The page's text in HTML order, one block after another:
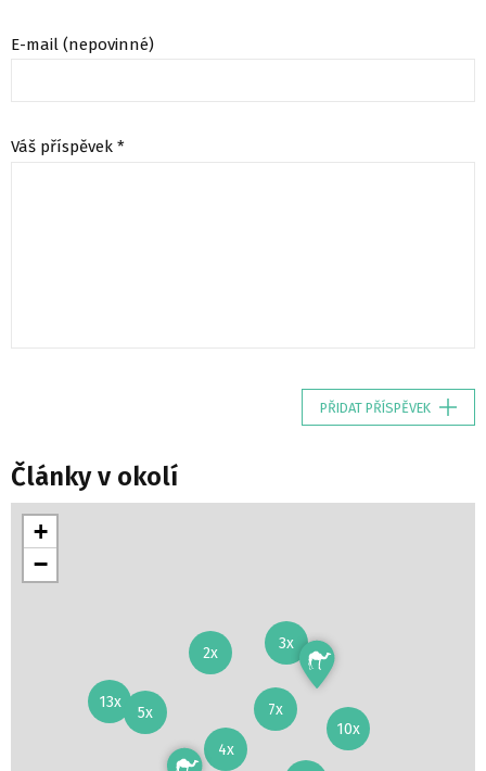
E-mail (nepovinné)
Váš příspěvek *
PŘIDAT PŘÍSPĚVEK
Články v okolí
10x
2x
3x
13x
5x
4x
7x
+
−